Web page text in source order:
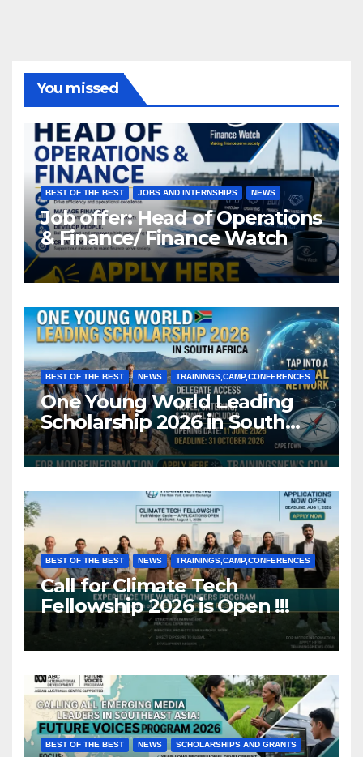
You missed
BEST OF THE BEST JOBS AND INTERNSHIPS NEWS
Job offer: Head of Operations
& Finance/ Finance Watch
BEST OF THE BEST NEWS TRAININGS,CAMP,CONFERENCES
One Young World Leading
Scholarship 2026 in South
Africa (Fully Funded)
BEST OF THE BEST NEWS TRAININGS,CAMP,CONFERENCES
Call for Climate Tech
Fellowship 2026 is Open !!!
BEST OF THE BEST NEWS SCHOLARSHIPS AND GRANTS